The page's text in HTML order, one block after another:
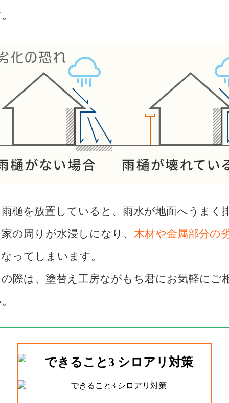
樋を放置していると、雨水が地面へうまく
の周りが水浸しになり、 木材や金属部分の
ってしまいます。
際は、塗替え工房ながもち君にお気軽にご